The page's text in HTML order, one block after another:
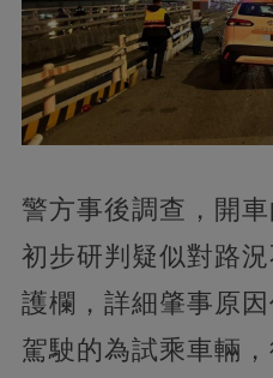
警方事後調查，開
初步研判疑似對路
護欄，詳細肇事原
駕駛的為試乘車輛